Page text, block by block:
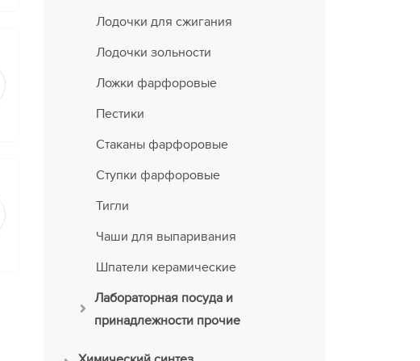
Лодочки для сжигания
Лодочки зольности
Ложки фарфоровые
Пестики
Стаканы фарфоровые
Ступки фарфоровые
Тигли
Чаши для выпаривания
Шпатели керамические
Лабораторная посуда и
принадлежности прочие